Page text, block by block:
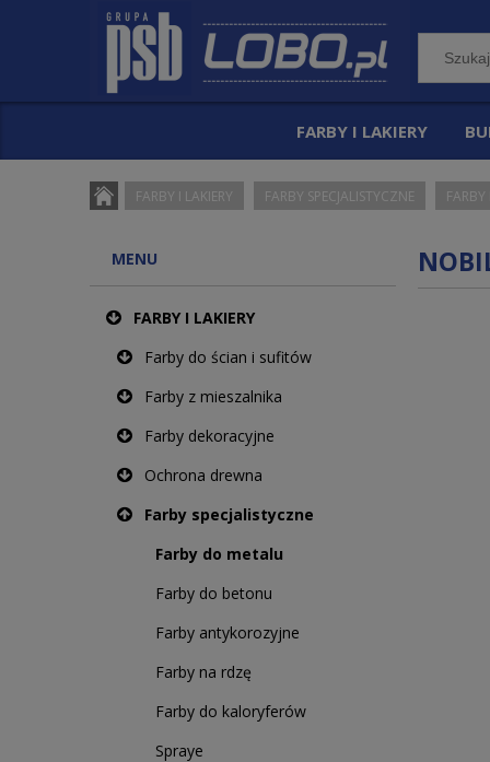
FARBY I LAKIERY
FARBY I LAKIERY FARBY SPECJALISTYCZNE
MENU
FARBY I LAKIERY
Farby do ścian i sufitów
Farby z mieszalnika
Farby dekoracyjne
Ochrona drewna
Farby specjalistyczne
Farby do metalu
Farby do betonu
Farby antykorozyjne
Farby na rdzę
Farby do kaloryferów
Spraye